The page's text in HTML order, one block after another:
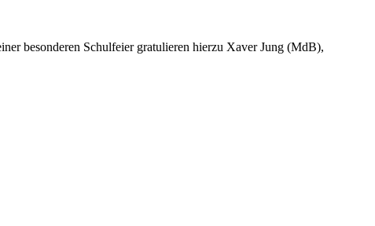
besonderen Schulfeier gratulieren hierzu Xaver Jung (MdB),